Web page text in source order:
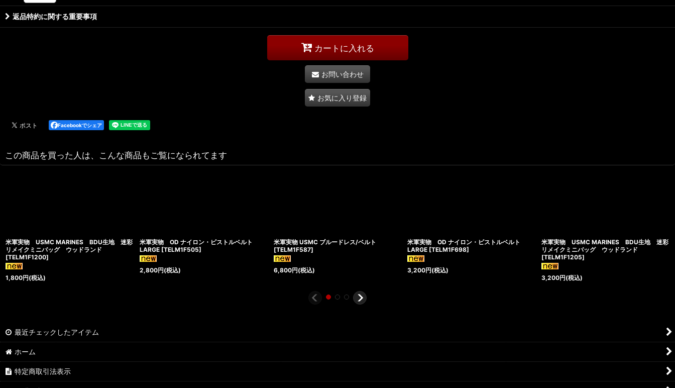
返品特約に関する重要事項
カートに入れる
お問い合わせ
お気に入り登録
Facebookでシェア
この商品を買った人は、こんな商品もご覧になられてます
米軍実物 USMC MARINES BDU生地 迷彩
リメイクミニバッグ ウッドランド
[TELM1F1200]
1,800円(税込)
米軍実物 OD ナイロン・ピストルベルト
LARGE [TELM1F505]
2,800円(税込)
米軍実物 USMC ブルードレス/ベルト
[TELM1F587]
6,800円(税込)
米軍実物 OD ナイロン・ピストルベルト
LARGE [TELM1F698]
3,200円(税込)
米軍実物 USMC MARINES BDU生地 迷彩
リメイクミニバッグ ウッドランド
[TELM1F1205]
3,200円(税込)
最近チェックしたアイテム
ホーム
特定商取引法表示